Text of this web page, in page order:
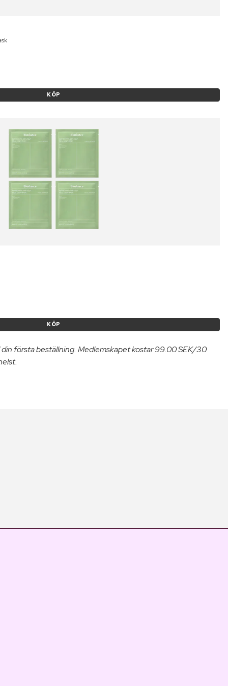
KÖP
KÖP
första beställning. Medlemskapet kostar 99.00 SEK/30